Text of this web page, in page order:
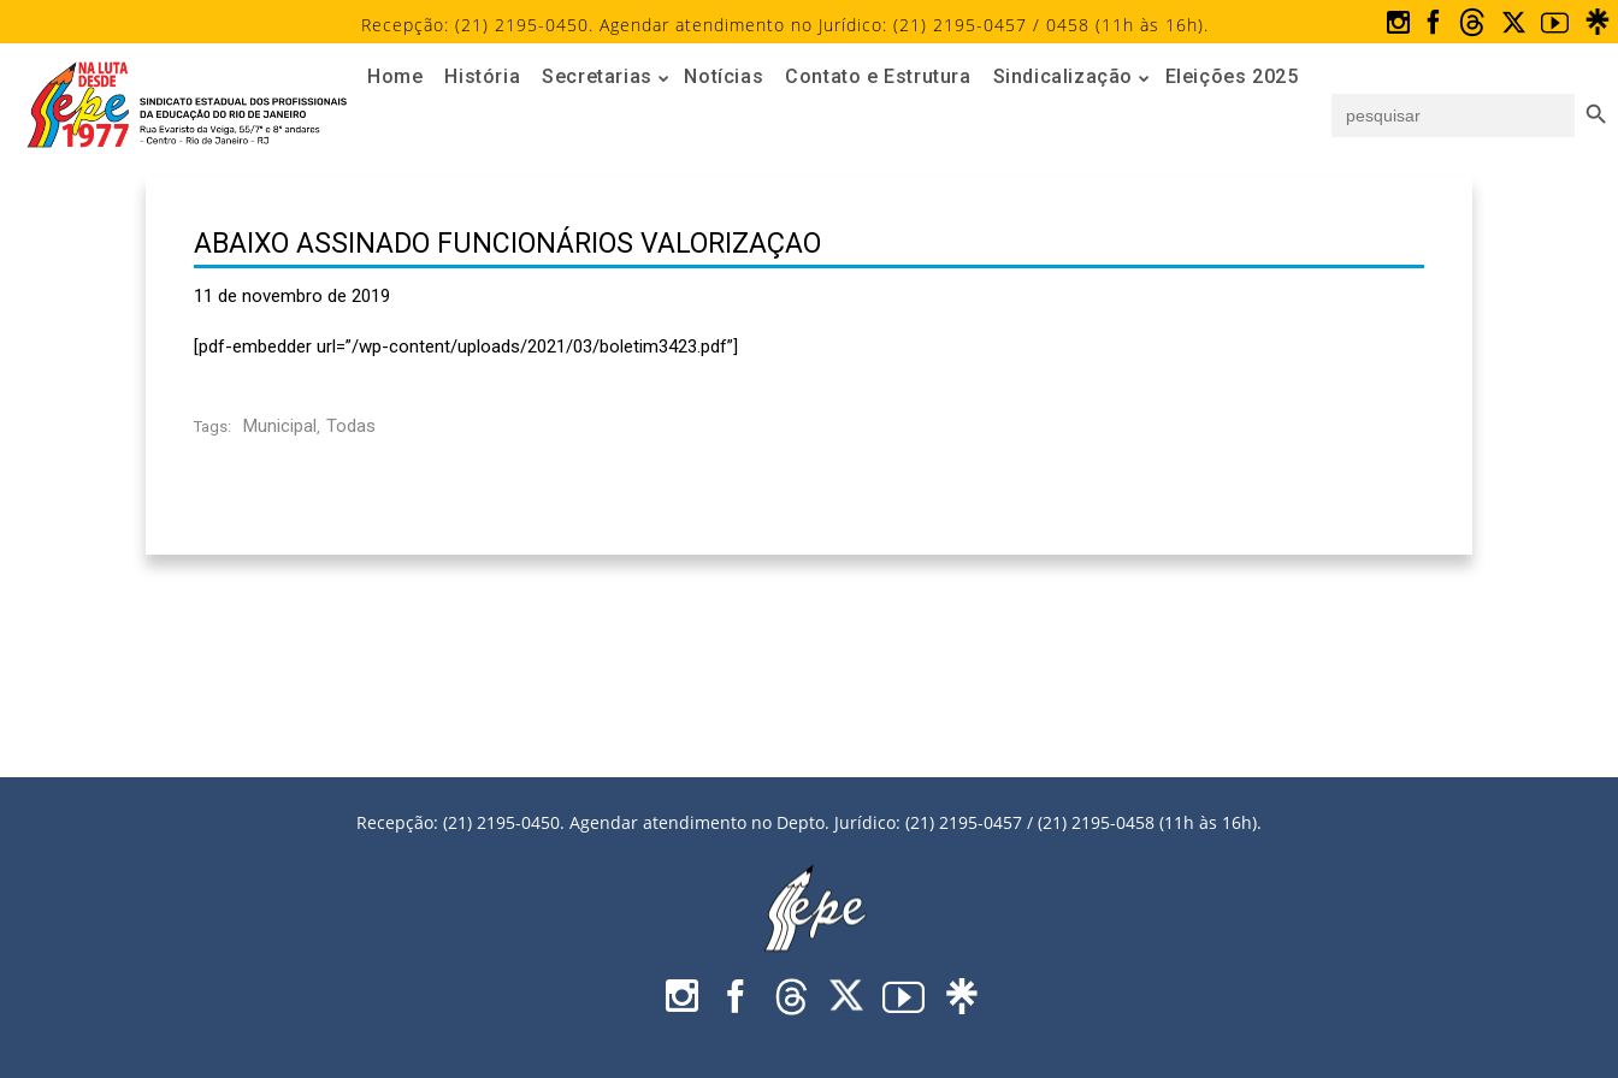
Recepção: (21) 2195-0450. Agendar atendimento no Jurídico: (21) 2195-0457 / 0458 (11h às 16h).
Home História Secretarias Notícias Contato e Estrutura Sindicalização
Eleições 2025
for:
ABAIXO ASSINADO FUNCIONÁRIOS VALORIZAÇAO
11 de novembro de 2019
[pdf-embedder url=”/wp-content/uploads/2021/03/boletim3423.pdf”]
Tags: Municipal, Todas
Recepção: (21) 2195-0450. Agendar atendimento no Depto. Jurídico: (21) 2195-0457 / (21) 2195-0458 (11h às 16h).